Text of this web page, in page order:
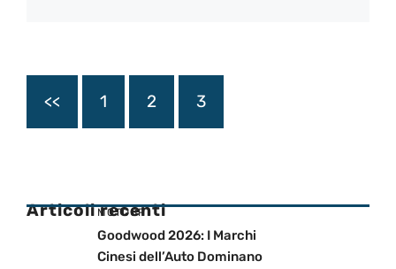
<< 1 2 3
Articoli recenti
MOTOGP
Goodwood 2026: I Marchi
Cinesi dell’Auto Dominano